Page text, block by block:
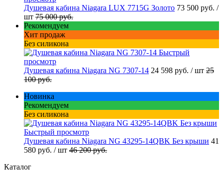
Душевая кабина Niagara LUX 7715G Золото 73 500 руб. /
шт 75 000 руб.
Рекомендуем
Хит продаж
Без силикона
Быстрый
просмотр
Душевая кабина Niagara NG 7307-14 24 598 руб. / шт 25
100 руб.
Новинка
Рекомендуем
Без силикона
Быстрый просмотр
Душевая кабина Niagara NG 43295-14QBK Без крыши 41
580 руб. / шт 46 200 руб.
Каталог